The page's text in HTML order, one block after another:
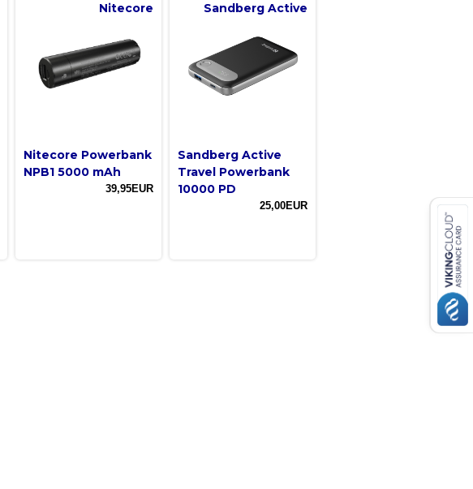
Nitecore
Nitecore Powerbank
NPB1 5000 mAh
39,95EUR
Sandberg Active
Sandberg Active
Travel Powerbank
10000 PD
25,00EUR